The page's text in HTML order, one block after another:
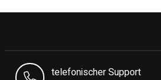
telefonischer Support